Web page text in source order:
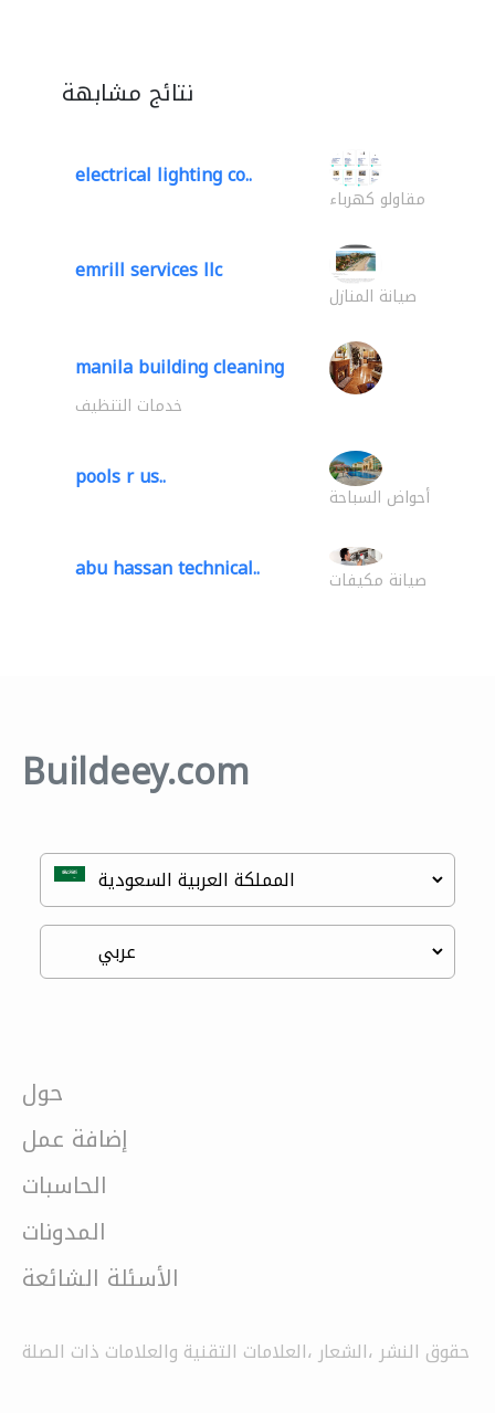
نتائج مشابهة
electrical lighting co..
مقاولو كهرباء
emrill services llc
صيانة المنازل
manila building cleaning
خدمات التنظيف
pools r us..
أحواض السباحة
abu hassan technical.. صيانة مكيفات
Buildeey.com
حول
إضافة عمل
الحاسبات
المدونات
الأسئلة الشائعة
حقوق النشر ،الشعار ،العلامات التقنية والعلامات ذات الصلة